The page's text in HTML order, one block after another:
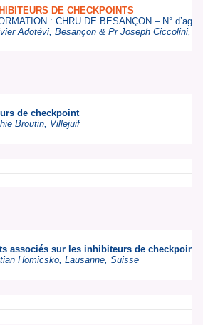
DE CHECKPOINTS
: CHRU DE BESANÇON – N°
Adotévi,Besançon & Pr Joseph Ciccolini
de checkpoint
Broutin, Villejuif
associés sur les inhibiteurs de checkpoint
Homicsko,Lausanne, Suisse